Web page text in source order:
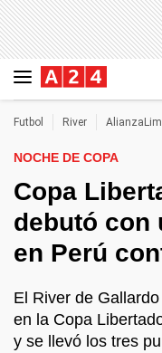
Futbol River
NOCHE DE COPA
Copa
debutó con
en Perú
El River de
en la Copa
y se llevó los tres